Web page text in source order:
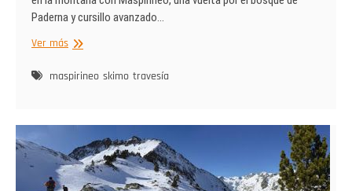
Paderna y cursillo avanzado…
Ver másBosque
Paderna,
Benasque.
maspirineo skimo travesía